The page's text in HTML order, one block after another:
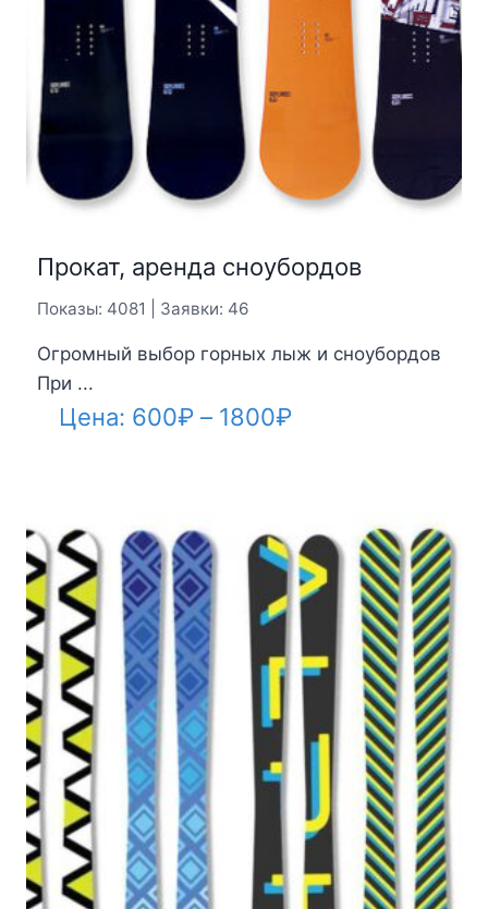
Прокат, аренда сноубордов
Показы: 4081 | Заявки: 46
Огромный выбор горных лыж и сноубордов
При ...
Цена: 600₽ – 1800₽Диапазон
1800₽